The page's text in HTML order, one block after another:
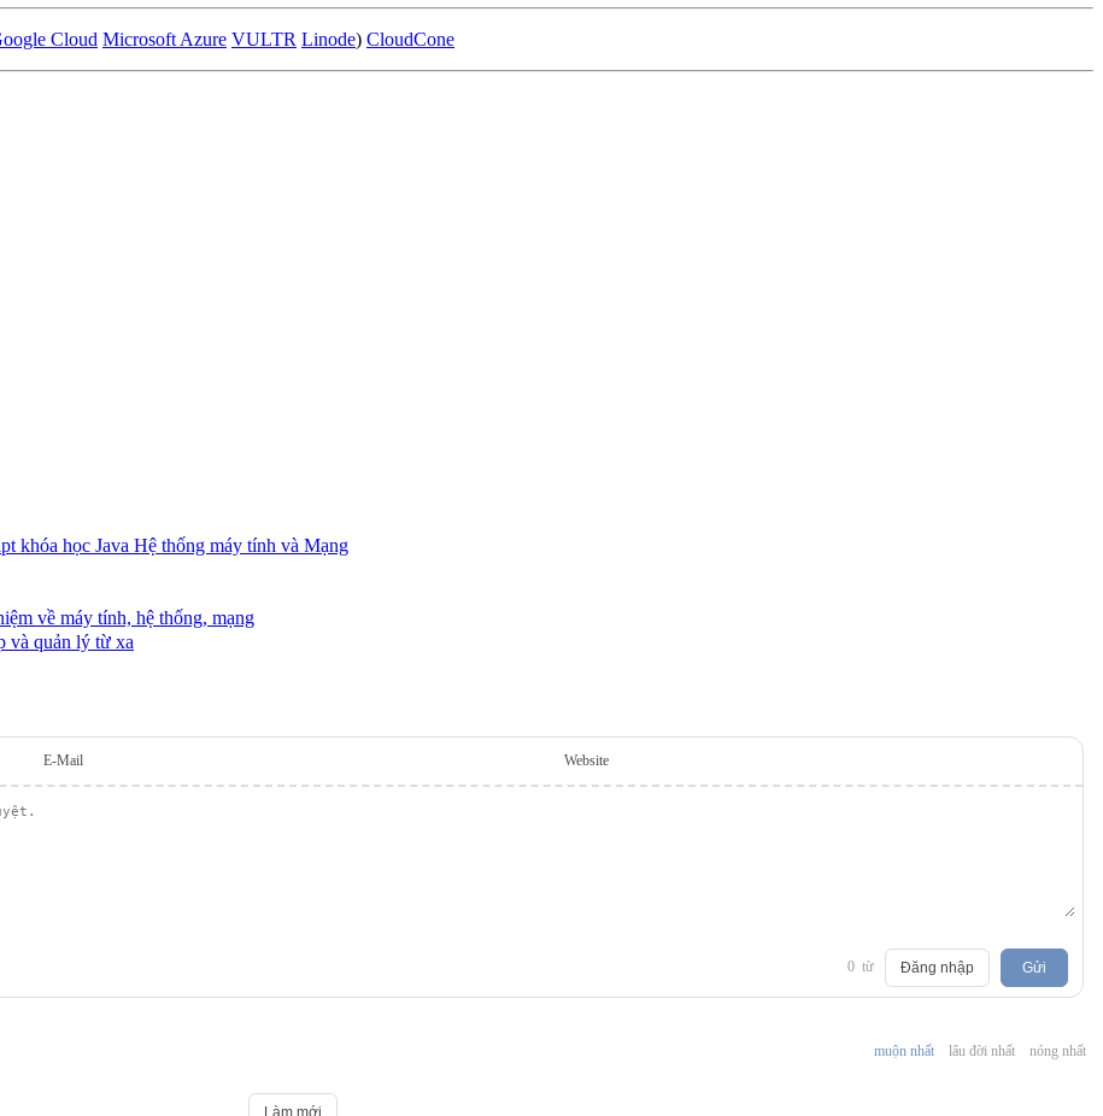
Cloud Microsoft Azure VULTR Linode) CloudCone
khóa học Java Hệ thống máy tính và Mạng
về máy tính, hệ thống, mạng
và quản lý từ xa
E-Mail Website
0 từ Đăng nhập Gửi
muộn nhất lâu đời nhất nóng nhất
Làm mới